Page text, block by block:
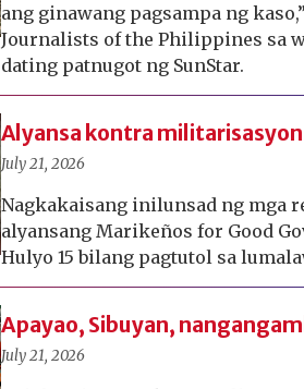
ang ginawang pagsampa ng
Journalists of the Philippines sa
dating patnugot ng SunStar.
Alyansa kontra
July 21, 2026
Nagkakaisang inilunsad ng mga
alyansang Marikeños for Good
Hulyo 15 bilang pagtutol sa
Apayao, Sibuyan,
July 21, 2026